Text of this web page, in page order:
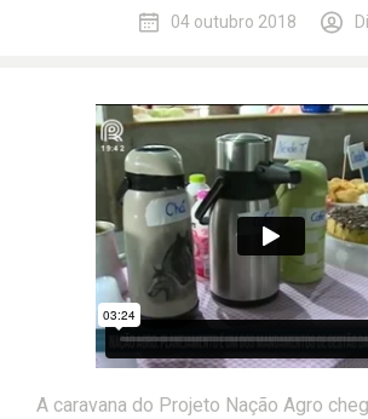
04 outubro 2018
A caravana do Projeto Nação Agro